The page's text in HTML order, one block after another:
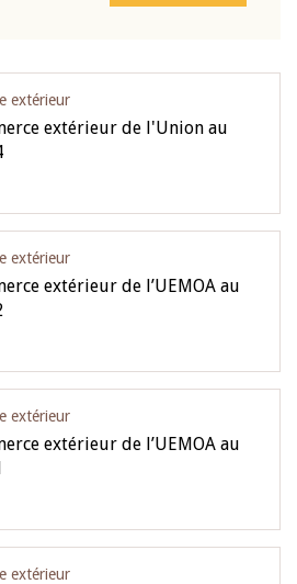
extérieur
extérieur de l'Union au
extérieur
extérieur de l’UEMOA au
extérieur
extérieur de l’UEMOA au
extérieur